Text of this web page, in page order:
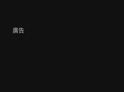
廣告